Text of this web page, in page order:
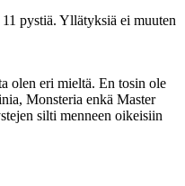
pystiä. Yllätyksiä ei muuten
olen eri mieltä. En tosin ole
Monsteria enkä Master
silti menneen oikeisiin